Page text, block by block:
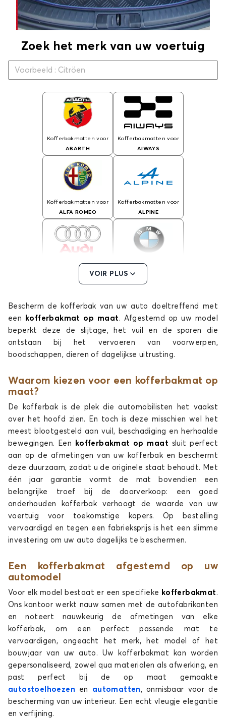
Zoek het merk van uw voertuig
Kofferbakmatten voor
ABARTH
Kofferbakmatten voor
AIWAYS
Kofferbakmatten voor
ALFA ROMEO
Kofferbakmatten voor
ALPINE
Kofferbakmatten voor
Kofferbakmatten voor
Kofferbakmatten voor
BYD
Kofferbakmatten voor
CHRYSLER
CITROEN
Kofferbakmatten voor
CUPRA
Kofferbakmatten voor
DACIA
Kofferbakmatten voor
DR
Kofferbakmatten voor
DS
FIAT
FORD
HONDA
HYUNDAI
VOIR PLUS
Bescherm de kofferbak van uw auto doeltreffend met
een
kofferbakmat op maat . Afgestemd op uw model
beperkt deze de slijtage, het vuil en de sporen die
ontstaan bij het vervoeren van voorwerpen,
boodschappen, dieren of dagelijkse uitrusting.
Waarom kiezen voor een kofferbakmat op
maat?
De kofferbak is de plek die automobilisten het vaakst
over het hoofd zien. En toch is deze misschien wel het
meest blootgesteld aan vuil, beschadiging en herhaalde
bewegingen. Een
kofferbakmat op maat sluit perfect
aan op de afmetingen van uw kofferbak en beschermt
deze duurzaam, zodat u de originele staat behoudt. Met
één jaar garantie vormt de mat bovendien een
belangrijke troef bij de doorverkoop: een goed
onderhouden kofferbak verhoogt de waarde van uw
voertuig voor toekomstige kopers. Op bestelling
vervaardigd en tegen een fabrieksprijs is het een slimme
investering om uw auto dagelijks te beschermen.
Een kofferbakmat afgestemd op uw
automodel
Voor elk model bestaat er een specifieke kofferbakmat .
Ons kantoor werkt nauw samen met de autofabrikanten
en noteert nauwkeurig de afmetingen van elke
kofferbak, om een perfect passende mat te
vervaardigen, ongeacht het merk, het model of het
bouwjaar van uw auto. Uw kofferbakmat kan worden
gepersonaliseerd, zowel qua materialen als afwerking, en
past perfect bij de op maat gemaakte
autostoelhoezen en automatten, onmisbaar voor de
bescherming van uw interieur. Een echt vleugje elegantie
en verfijning.